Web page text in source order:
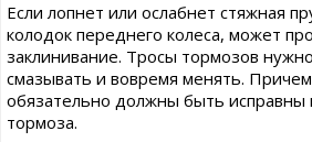
Если лопнет или ослабнет стяжная
колодок переднего колеса, может
заклинивание. Тросы тормозов
смазывать и вовремя менять.
обязательно должны быть
тормоза.